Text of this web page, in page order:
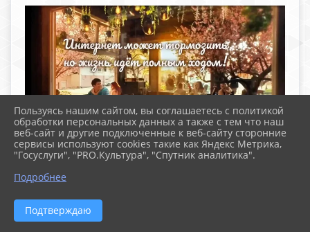
Файлы
Пользуясь нашим сайтом, вы соглашаетесь с политикой
обработки персональных данных а также с тем что наш
веб-сайт и другие подключенные к веб-сайту сторонние
сервисы используют cookies такие как Яндекс Метрика,
"Госуслуги", "PRO.Культура", "Спутник аналитика".
Подробнее
Подтверждаю